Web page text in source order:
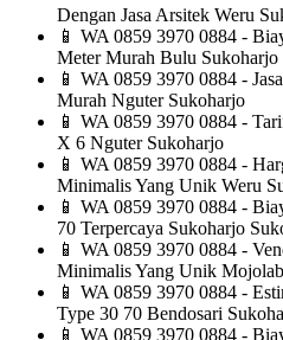
Dengan Jasa Arsitek Weru
📱 WA 0859 3970 0884 -
Meter Murah Bulu Sukoharjo
📱 WA 0859 3970 0884 -
Murah Nguter Sukoharjo
📱 WA 0859 3970 0884 -
X 6 Nguter Sukoharjo
📱 WA 0859 3970 0884 -
Minimalis Yang Unik Weru
📱 WA 0859 3970 0884 -
70 Terpercaya Sukoharjo
📱 WA 0859 3970 0884 -
Minimalis Yang Unik
📱 WA 0859 3970 0884 -
Type 30 70 Bendosari
📱 WA 0859 3970 0884 -